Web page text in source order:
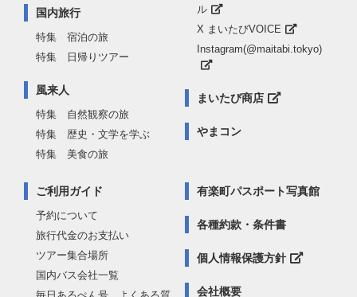
国内旅行
特集 宿泊の旅
特集 日帰りツアー
風来人
特集 自然観察の旅
特集 歴史・文学を学ぶ
特集 美食の旅
ル
X まいたびVOICE
Instagram(@maitabi.tokyo)
まいたび商店
やまコン
ご利用ガイド
予約について
旅行代金のお支払い
ツアー集合場所
国内バス会社一覧
有楽町パスポート写真館
各種約款・条件書
個人情報保護方針
会社概要